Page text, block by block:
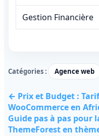
Gestion Financière
Catégories : Agence web
← Prix et Budget :
WooCommerce en
Guide pas à pas pour
ThemeForest en